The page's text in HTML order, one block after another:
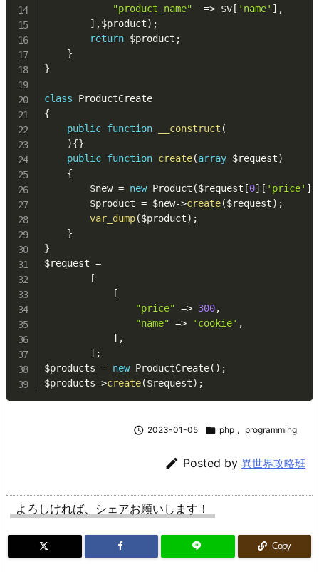
"product_name"
=> $v[ 'name' ] ,
] ,$product) ;
return $product ;
}
}
class
ProductCreate
{
public function __construct (
){}
public function create(array $request)
{
$new = new Product ($request [0] [ 'price' ]
$product = $new->create($request) ;
var_dump($product) ;
}
}
$request =
[
[
"price" => 300,
"name" => 'cookie' ,
] ,
] ;
$products = new ProductCreate( ) ;
$products->create($request) ;
 2023-01-05  php , programming
 Posted by 異世界攻略班
よろしければ、シェアお願いします！
Copy